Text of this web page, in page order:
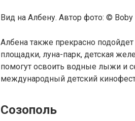
Вид на Албену. Автор фото: ©
Албена также прекрасно
площадки, луна-парк, детская
помогут освоить водные лыжи и
международный детский
Созополь